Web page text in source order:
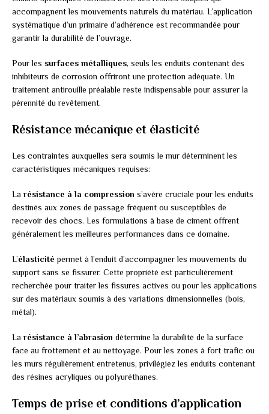
accompagnent les mouvements naturels du matériau. L’application
systématique d’un primaire d’adhérence est recommandée pour
garantir la durabilité de l’ouvrage.
Pour les surfaces métalliques, seuls les enduits contenant des
inhibiteurs de corrosion offriront une protection adéquate. Un
traitement antirouille préalable reste indispensable pour assurer la
pérennité du revêtement.
Résistance mécanique et élasticité
Les contraintes auxquelles sera soumis le mur déterminent les
caractéristiques mécaniques requises:
La résistance à la compression s’avère cruciale pour les enduits
destinés aux zones de passage fréquent ou susceptibles de
recevoir des chocs. Les formulations à base de ciment offrent
généralement les meilleures performances dans ce domaine.
L’élasticité permet à l’enduit d’accompagner les mouvements du
support sans se fissurer. Cette propriété est particulièrement
recherchée pour traiter les fissures actives ou pour les applications
sur des matériaux soumis à des variations dimensionnelles (bois,
métal).
La résistance à l’abrasion détermine la durabilité de la surface
face au frottement et au nettoyage. Pour les zones à fort trafic ou
les murs régulièrement entretenus, privilégiez les enduits contenant
des résines acryliques ou polyuréthanes.
Temps de prise et conditions d’application